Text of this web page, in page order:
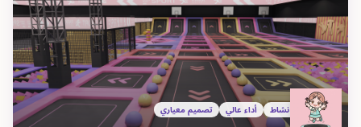
12+ منطقة نشاط أداء عالي تصميم معياري